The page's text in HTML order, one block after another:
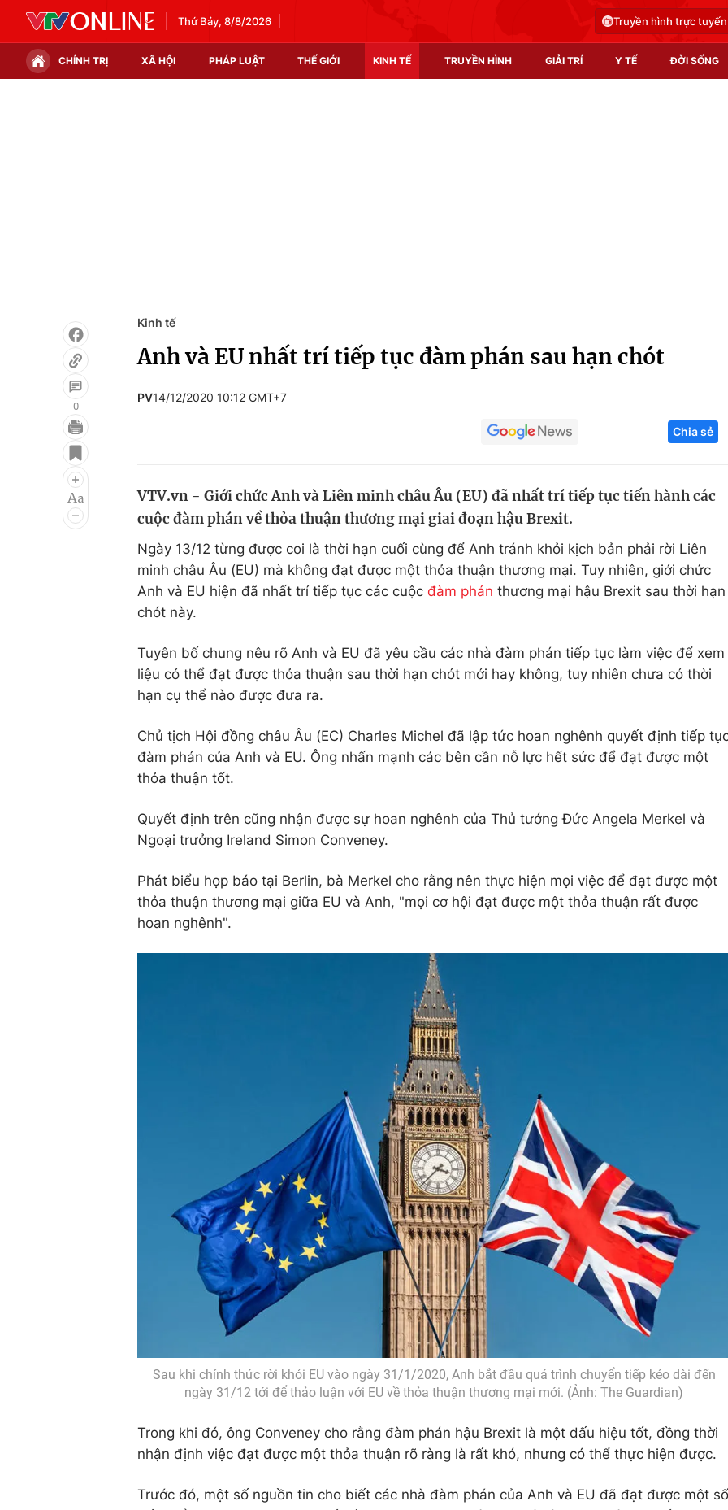
Thứ Bảy, 8/8/2026 Truyền hình trực tuyến
CHÍNH TRỊ XÃ HỘI PHÁP LUẬT THẾ GIỚI KINH TẾ TRUYỀN HÌNH GIẢI TRÍ Y TẾ ĐỜI SỐNG
Infographic
Điện ảnh
Âm nhạc
Làm đẹp
Học trực tuyến
Công nghệ
Sản phẩm
Tư vấn
0
Kinh tế
Anh và EU nhất trí tiếp tục đàm phán sau hạn chót
PV14/12/2020 10:12 GMT+7
Chia sẻ
VTV.vn - Giới chức Anh và Liên minh châu Âu (EU) đã nhất trí tiếp tục tiến hành các
cuộc đàm phán về thỏa thuận thương mại giai đoạn hậu Brexit.
Ngày 13/12 từng được coi là thời hạn cuối cùng để Anh tránh khỏi kịch bản phải rời Liên
minh châu Âu (EU) mà không đạt được một thỏa thuận thương mại. Tuy nhiên, giới chức
Anh và EU hiện đã nhất trí tiếp tục các cuộc đàm phán thương mại hậu Brexit sau thời hạn
chót này.
Tuyên bố chung nêu rõ Anh và EU đã yêu cầu các nhà đàm phán tiếp tục làm việc để xem
liệu có thể đạt được thỏa thuận sau thời hạn chót mới hay không, tuy nhiên chưa có thời
hạn cụ thể nào được đưa ra.
Chủ tịch Hội đồng châu Âu (EC) Charles Michel đã lập tức hoan nghênh quyết định tiếp
đàm phán của Anh và EU. Ông nhấn mạnh các bên cần nỗ lực hết sức để đạt được một
thỏa thuận tốt.
Quyết định trên cũng nhận được sự hoan nghênh của Thủ tướng Đức Angela Merkel và
Ngoại trưởng Ireland Simon Conveney.
Phát biểu họp báo tại Berlin, bà Merkel cho rằng nên thực hiện mọi việc để đạt được một
thỏa thuận thương mại giữa EU và Anh, "mọi cơ hội đạt được một thỏa thuận rất được
hoan nghênh".
Sau khi chính thức rời khỏi EU vào ngày 31/1/2020, Anh bắt đầu quá trình chuyển tiếp kéo dài đến
ngày 31/12 tới để thảo luận với EU về thỏa thuận thương mại mới. (Ảnh: The Guardian)
Trong khi đó, ông Conveney cho rằng đàm phán hậu Brexit là một dấu hiệu tốt, đồng thời
nhận định việc đạt được một thỏa thuận rõ ràng là rất khó, nhưng có thể thực hiện được.
Trước đó, một số nguồn tin cho biết các nhà đàm phán của Anh và EU đã đạt được một số